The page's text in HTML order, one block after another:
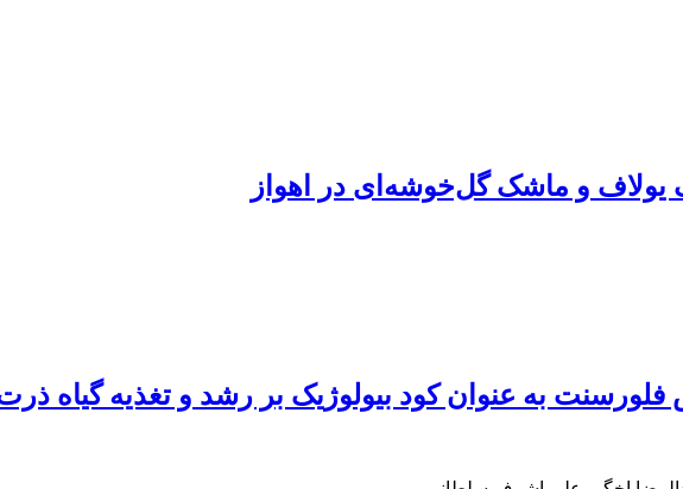
و ماشک گل‌خوشه‌ای در اهواز
فلورسنت به‏ عنوان کود بیولوژیک بر رشد و تغذیه گیاه